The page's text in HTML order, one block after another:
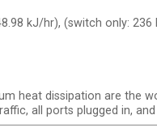
kJ/hr), (switch only:
heat dissipation are the
all ports plugged in,